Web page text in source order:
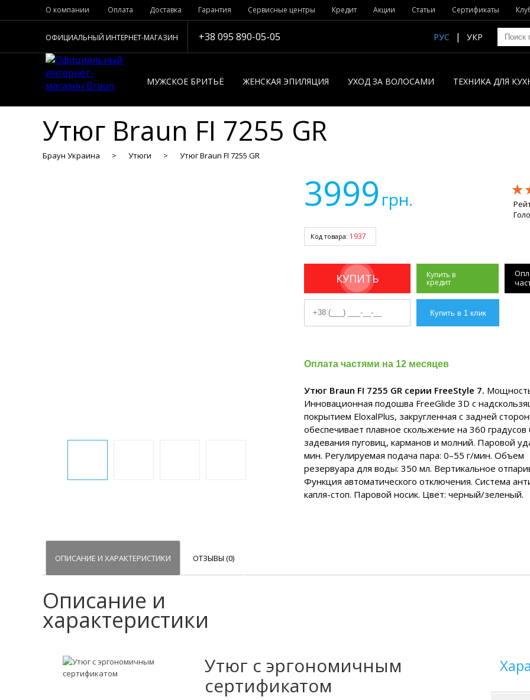
О компании Оплата Доставка Гарантия Сервисные центры Кредит Акции Статьи Сертификаты
ОФИЦИАЛЬНЫЙ ИНТЕРНЕТ-МАГАЗИН +38 095 890-05-05 РУС УКР
МУЖСКОЕ БРИТЬЁ ЖЕНСКАЯ ЭПИЛЯЦИЯ УХОД ЗА ВОЛОСАМИ ТЕХНИКА ДЛЯ
Утюг Braun FI 7255 GR
Браун Украина Утюги Утюг Braun FI 7255 GR
3999 грн.
Код товара: 1937
КУПИТЬ Купить в
кредит
Оплата частями на 12 месяцев
Утюг Braun FI 7255 GR серии FreeStyle 7.
Инновационная подошва FreeGlide 3D с
покрытием EloxalPlus, закругленная с задней
обеспечивает плавное скольжение на 360 градусов
задевания пуговиц, карманов и молний. Паровой
мин. Регулируемая подача пара: 0–55 г/мин. Объем
резервуара для воды: 350 мл. Вертикальное
Функция автоматического отключения. Система
капля-стоп. Паровой носик. Цвет: черный/зеленый.
ОПИСАНИЕ И ХАРАКТЕРИСТИКИ ОТЗЫВЫ (0)
Описание и
характеристики
Утюг с эргономичным
сертификатом